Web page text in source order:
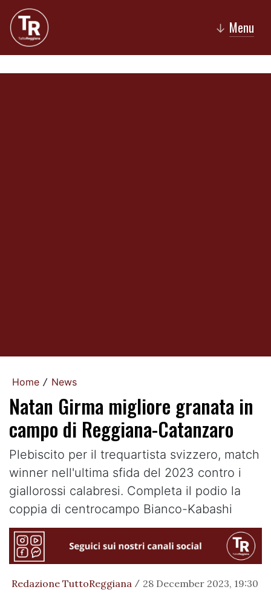
↓ Menu
Home / News
Natan Girma migliore granata in
campo di Reggiana-Catanzaro
Plebiscito per il trequartista svizzero, match
winner nell'ultima sfida del 2023 contro i
giallorossi calabresi. Completa il podio la
coppia di centrocampo Bianco-Kabashi
Redazione TuttoReggiana / 28 December 2023, 19:30